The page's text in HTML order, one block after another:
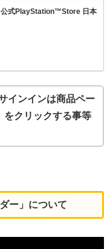
公式PlayStation™Store 日本
インインは商品ペー
をクリックする事等
ー」について